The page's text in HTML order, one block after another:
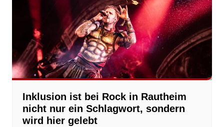
Inklusion ist bei Rock in Rautheim
nicht nur ein Schlagwort, sondern
wird hier gelebt